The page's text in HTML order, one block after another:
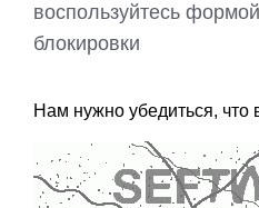
воспользуйтесь
блокировки
Нам нужно убедиться, что